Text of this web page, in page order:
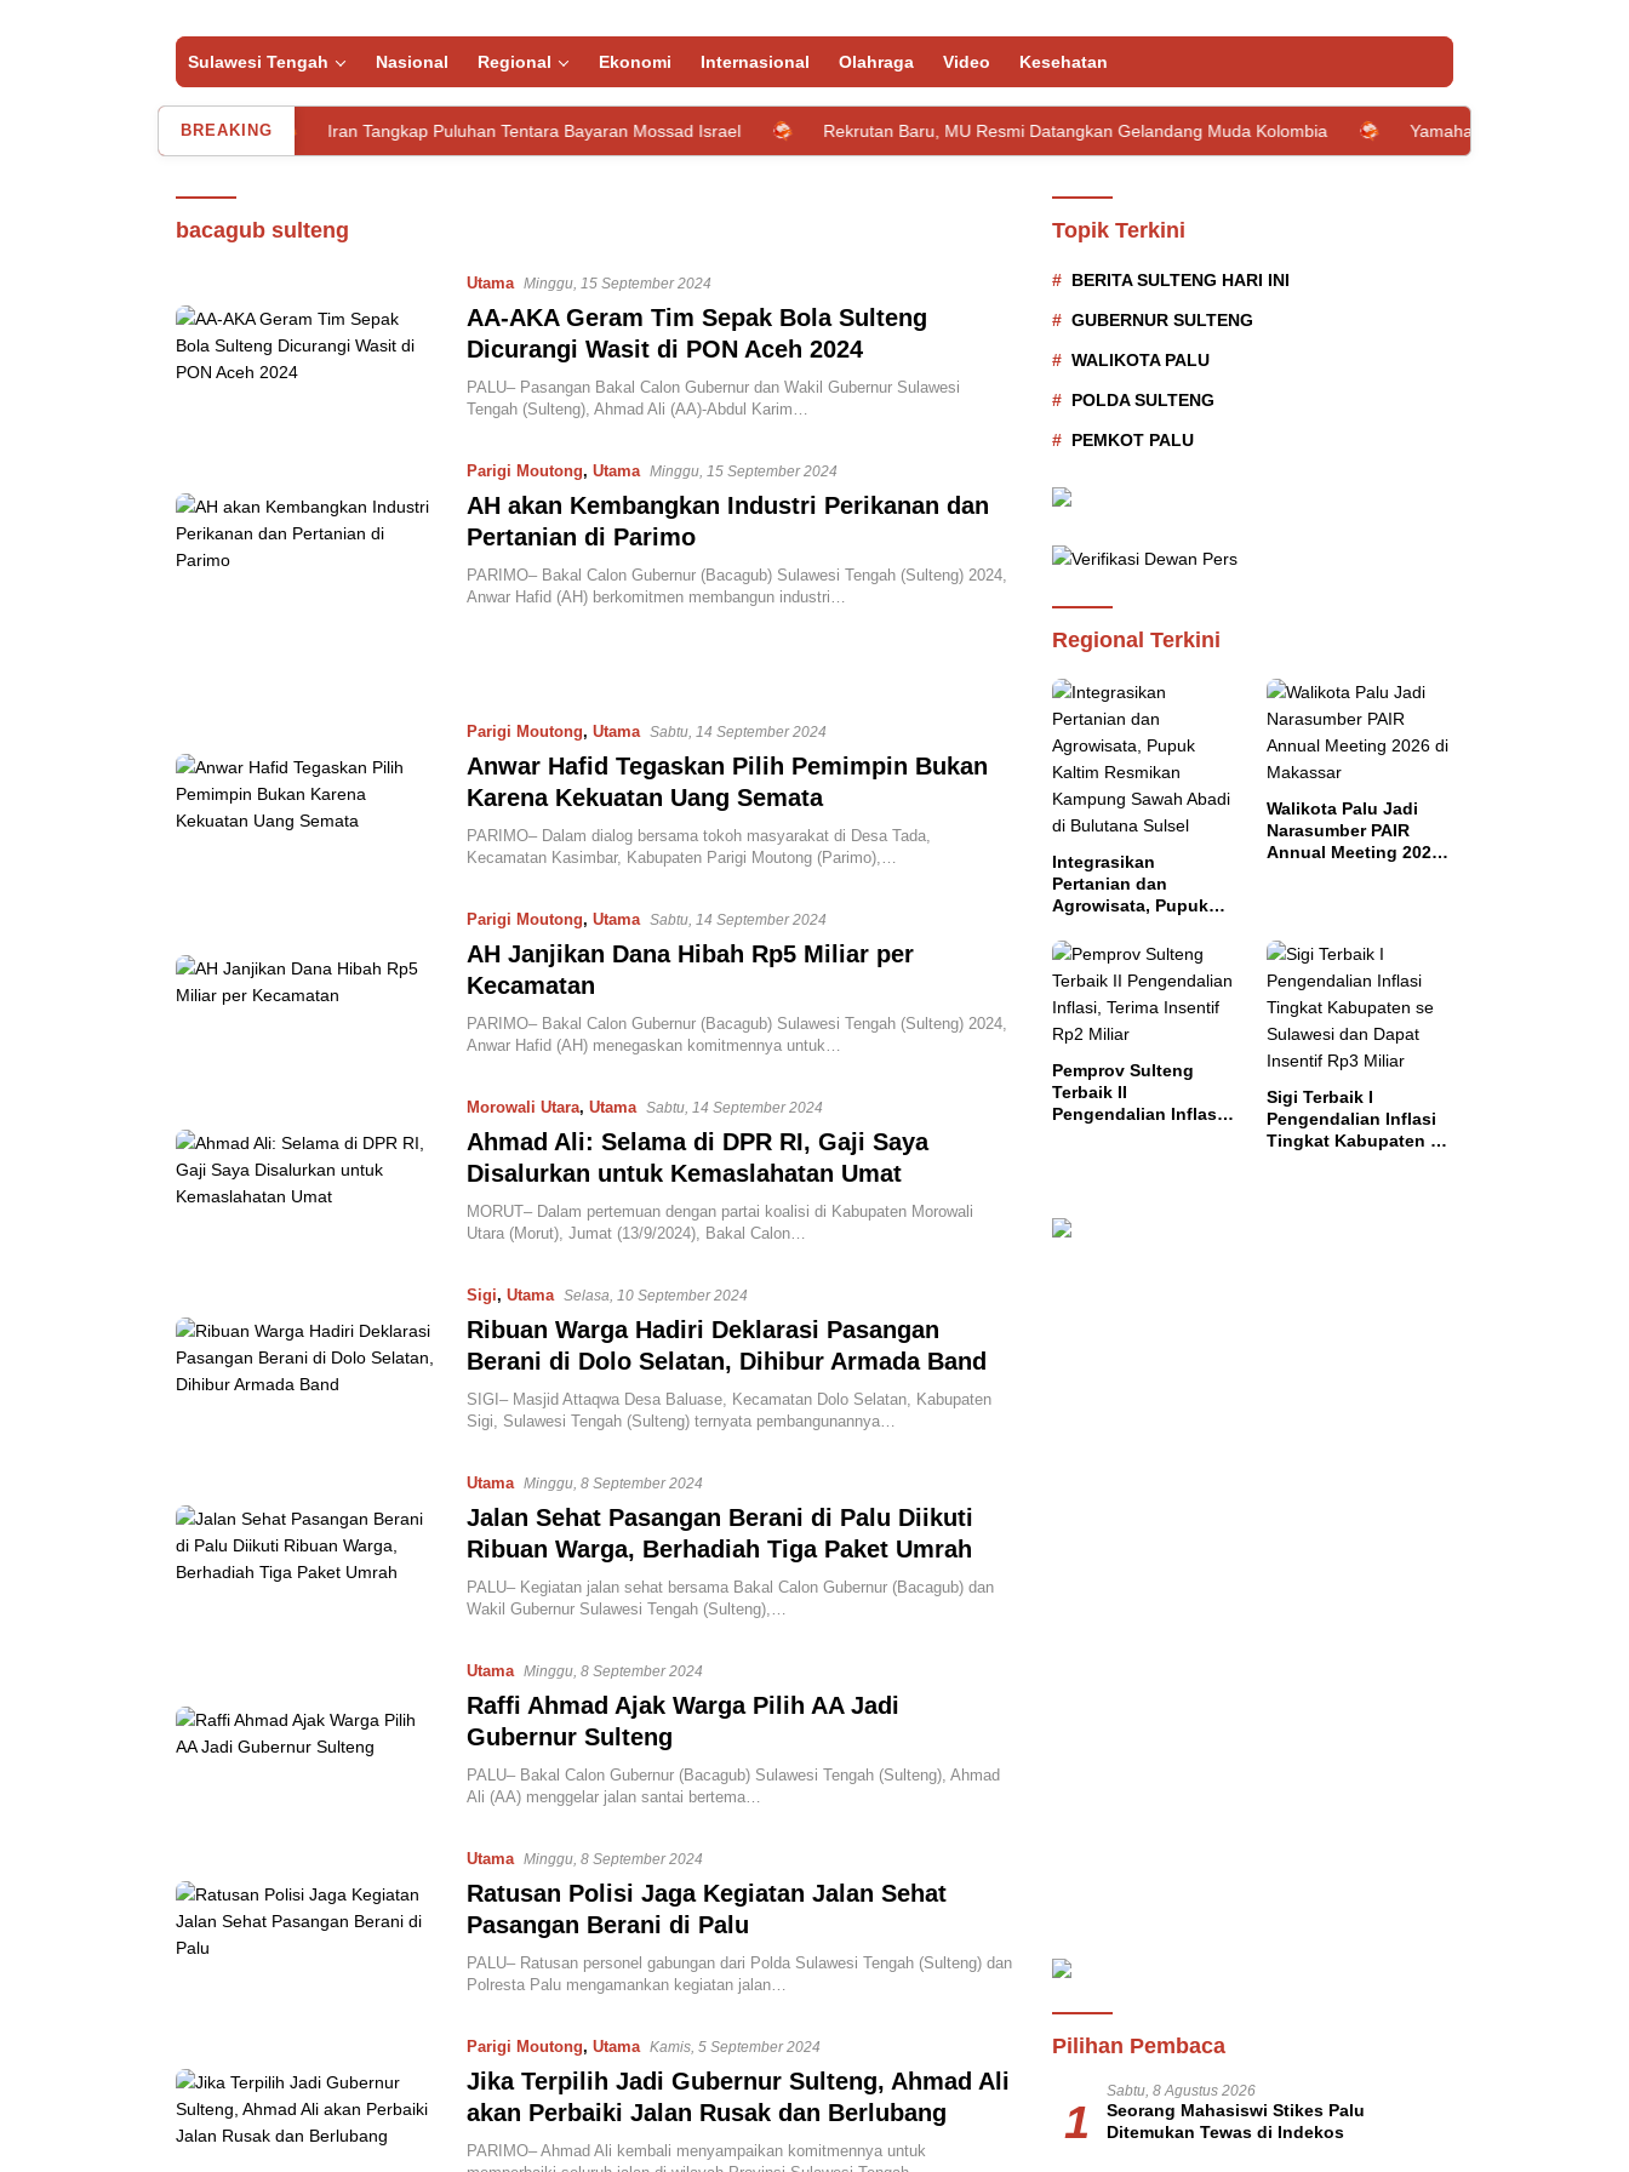
Sulawesi Tengah Nasional Regional Ekonomi Internasional Olahraga Video Kesehatan
BREAKING
Tewas di Indekos Iran Tangkap Puluhan Tentara Bayaran Mossad Israel Rekrutan Baru, MU Resmi Datangkan Gelandang Muda Kolombia Yamaha dan Loop Circle Hadirkan
bacagub sulteng
Utama Minggu, 15 September 2024
AA-AKA Geram Tim Sepak Bola Sulteng
Dicurangi Wasit di PON Aceh 2024
PALU– Pasangan Bakal Calon Gubernur dan Wakil Gubernur Sulawesi
Tengah (Sulteng), Ahmad Ali (AA)-Abdul Karim…
Parigi Moutong, Utama Minggu, 15 September 2024
AH akan Kembangkan Industri Perikanan dan
Pertanian di Parimo
PARIMO– Bakal Calon Gubernur (Bacagub) Sulawesi Tengah (Sulteng) 2024,
Anwar Hafid (AH) berkomitmen membangun industri…
Parigi Moutong, Utama Sabtu, 14 September 2024
Anwar Hafid Tegaskan Pilih Pemimpin Bukan
Karena Kekuatan Uang Semata
PARIMO– Dalam dialog bersama tokoh masyarakat di Desa Tada,
Kecamatan Kasimbar, Kabupaten Parigi Moutong (Parimo),…
Parigi Moutong, Utama Sabtu, 14 September 2024
AH Janjikan Dana Hibah Rp5 Miliar per
Kecamatan
PARIMO– Bakal Calon Gubernur (Bacagub) Sulawesi Tengah (Sulteng) 2024,
Anwar Hafid (AH) menegaskan komitmennya untuk…
Morowali Utara, Utama Sabtu, 14 September 2024
Ahmad Ali: Selama di DPR RI, Gaji Saya
Disalurkan untuk Kemaslahatan Umat
MORUT– Dalam pertemuan dengan partai koalisi di Kabupaten Morowali
Utara (Morut), Jumat (13/9/2024), Bakal Calon…
Sigi, Utama Selasa, 10 September 2024
Ribuan Warga Hadiri Deklarasi Pasangan
Berani di Dolo Selatan, Dihibur Armada Band
SIGI– Masjid Attaqwa Desa Baluase, Kecamatan Dolo Selatan, Kabupaten
Sigi, Sulawesi Tengah (Sulteng) ternyata pembangunannya…
Utama Minggu, 8 September 2024
Jalan Sehat Pasangan Berani di Palu Diikuti
Ribuan Warga, Berhadiah Tiga Paket Umrah
PALU– Kegiatan jalan sehat bersama Bakal Calon Gubernur (Bacagub) dan
Wakil Gubernur Sulawesi Tengah (Sulteng),…
Utama Minggu, 8 September 2024
Raffi Ahmad Ajak Warga Pilih AA Jadi
Gubernur Sulteng
PALU– Bakal Calon Gubernur (Bacagub) Sulawesi Tengah (Sulteng), Ahmad
Ali (AA) menggelar jalan santai bertema…
Utama Minggu, 8 September 2024
Ratusan Polisi Jaga Kegiatan Jalan Sehat
Pasangan Berani di Palu
PALU– Ratusan personel gabungan dari Polda Sulawesi Tengah (Sulteng) dan
Polresta Palu mengamankan kegiatan jalan…
Parigi Moutong, Utama Kamis, 5 September 2024
Jika Terpilih Jadi Gubernur Sulteng, Ahmad Ali
akan Perbaiki Jalan Rusak dan Berlubang
PARIMO– Ahmad Ali kembali menyampaikan komitmennya untuk
Topik Terkini
BERITA SULTENG HARI INI
GUBERNUR SULTENG
WALIKOTA PALU
POLDA SULTENG
PEMKOT PALU
Regional Terkini
Integrasikan
Pertanian dan
Agrowisata, Pupuk
Kampung Sawah
Abadi di Bulutana
Sulsel
Walikota Palu Jadi
Narasumber PAIR
Annual Meeting 2026
Pemprov Sulteng
Terbaik II
Pengendalian Inflasi,
Sigi Terbaik I
Pengendalian Inflasi
Tingkat Kabupaten se
Pilihan Pembaca
1
Sabtu, 8 Agustus 2026
Seorang Mahasiswi Stikes Palu
Ditemukan Tewas di Indekos